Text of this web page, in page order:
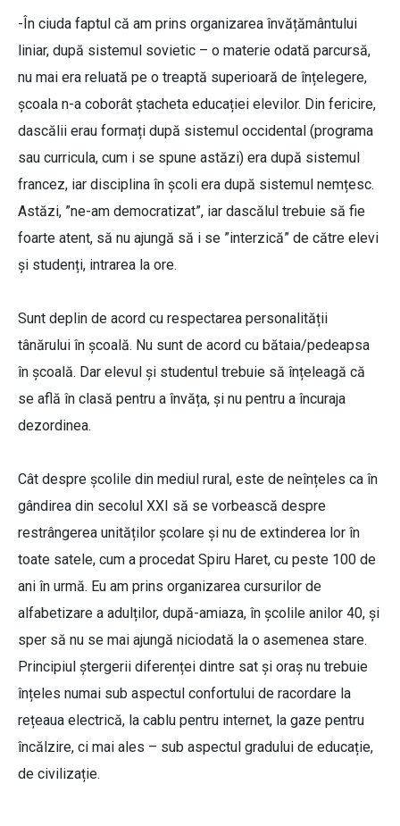
-În ciuda faptul că am prins organizarea învățământului
liniar, după sistemul sovietic – o materie odată parcursă,
nu mai era reluată pe o treaptă superioară de înțelegere,
școala n-a coborât ștacheta educației elevilor. Din fericire,
dascălii erau formați după sistemul occidental (programa
sau curricula, cum i se spune astăzi) era după sistemul
francez, iar disciplina în școli era după sistemul nemțesc.
Astăzi, ”ne-am democratizat”, iar dascălul trebuie să fie
foarte atent, să nu ajungă să i se ”interzică” de către elevi
și studenți, intrarea la ore.
Sunt deplin de acord cu respectarea personalității
tânărului în școală. Nu sunt de acord cu bătaia/pedeapsa
în școală. Dar elevul și studentul trebuie să înțeleagă că
se află în clasă pentru a învăța, și nu pentru a încuraja
dezordinea.
Cât despre școlile din mediul rural, este de neînțeles ca în
gândirea din secolul XXI să se vorbească despre
restrângerea unităților școlare și nu de extinderea lor în
toate satele, cum a procedat Spiru Haret, cu peste 100 de
ani în urmă. Eu am prins organizarea cursurilor de
alfabetizare a adulților, după-amiaza, în școlile anilor 40, și
sper să nu se mai ajungă niciodată la o asemenea stare.
Principiul ștergerii diferenței dintre sat și oraș nu trebuie
înțeles numai sub aspectul confortului de racordare la
rețeaua electrică, la cablu pentru internet, la gaze pentru
încălzire, ci mai ales – sub aspectul gradului de educație,
de civilizație.